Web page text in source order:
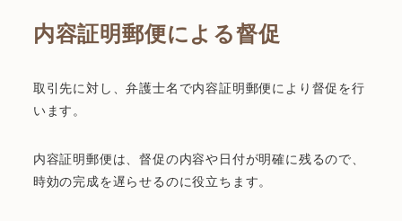
内容証明郵便による督促
取引先に対し、弁護士名で内容証明郵便により督促を行
います。
内容証明郵便は、督促の内容や日付が明確に残るので、
時効の完成を遅らせるのに役立ちます。